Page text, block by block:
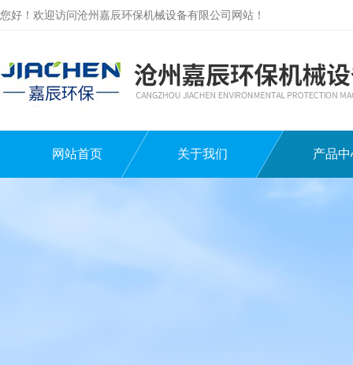
您好！欢迎访问沧州嘉辰环保机械设备有限公司网站！
网站首页 关于我们 产品中